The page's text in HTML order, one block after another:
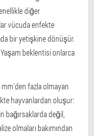
diğer
vücuda enfekte
bir yetişkine dönüşür.
beklentisi onlarca
fazla olmayan
hayvanlardan oluşur:
bağırsaklarda değil,
olmaları bakımından